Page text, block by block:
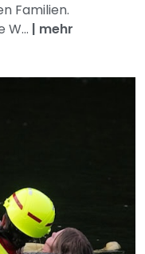
Familien.
| mehr